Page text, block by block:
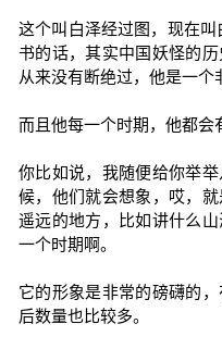
这个叫白泽经过图，现在
书的话，其实中国妖怪的
从来没有断绝过，他是一个
而且他每一个时期，他都会
你比如说，我随便给你举
候，他们就会想象，哎，
遥远的地方，比如讲什么
一个时期啊。
它的形象是非常的磅礴的
后数量也比较多。